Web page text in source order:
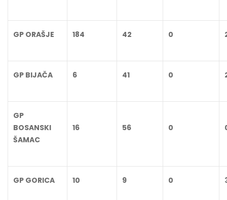
GP ORAŠJE 184 42 0
GP BIJAČA 6 41 0
GP
BOSANSKI
ŠAMAC
16 56 0
GP GORICA 10 9 0